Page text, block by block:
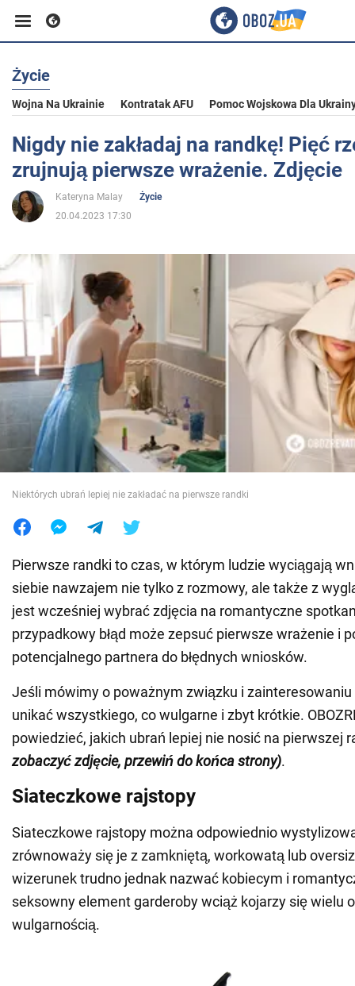
Biznes
Sport
Rozrywka
Polityka
Społeczeństwo
Wojna na Ukrainie
Świat
Jedzenie
Życie
Wojna Na Ukrainie Kontratak AFU Pomoc Wojskowa Dla
Nigdy nie zakładaj na randkę! Pięć
zrujnują pierwsze wrażenie. Zdjęcie
Kateryna Malay
Życie
20.04.2023 17:30
Niektórych ubrań lepiej nie zakładać na pierwsze randki
Pierwsze randki to czas, w którym ludzie wyciągają
siebie nawzajem nie tylko z rozmowy, ale także z
jest wcześniej wybrać zdjęcia na romantyczne
przypadkowy błąd może zepsuć pierwsze wrażenie i
potencjalnego partnera do błędnych wniosków.
Jeśli mówimy o poważnym związku i zainteresowaniu
unikać wszystkiego, co wulgarne i zbyt krótkie.
powiedzieć, jakich ubrań lepiej nie nosić na pierwszej
zobaczyć zdjęcie, przewiń do końca strony).
Siateczkowe rajstopy
Siateczkowe rajstopy można odpowiednio
zrównoważy się je z zamkniętą, workowatą lub
wizerunek trudno jednak nazwać kobiecym i
seksowny element garderoby wciąż kojarzy się wielu
wulgarnością.